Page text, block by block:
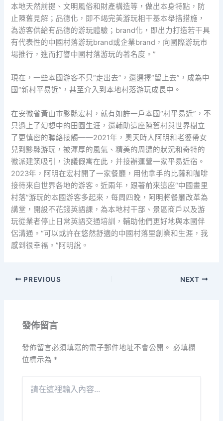
本地天然前提、文明風俗和財產構造等，做出本身特點，防
止陳舊見解；品德化，即不竭完美游玩相干基本舉措措施，
為游客供給有品德的游玩體驗；brand化，即出力打造若干具
有代表性的中國村落游玩brand或企業brand，向國際游玩市
場推行，進而打響中國村落游玩的著名度。”
現在，一些本國游客不只“走出去”，還選擇“留上去”，成為中
國“新村平易近”，甚至介入到本地村落游玩成長中。
在安徽省黃山市黟縣宏村，就有如許一戶本國“村平易近”，不
只過上了幻想中的田園生涯，還輔助這座陳舊村與世界樹立
了更慎密的聯絡接觸——2021年，奧天時人阿明和老婆帶女
兒到黟縣游玩，被渾厚的風氣、精美的周遭的狀況和奇特的
徽派建筑吸引，決議假寓在此，并接辦運營一家平易近宿。
2023年，阿明在宏村開了一家餐廳，用他拿手的比薩和咖啡
接待來自世界各地的游客。近兩年，跟著前來這座“中國畫里
村落”游玩的本國游客多起來，每周四晚，阿明將餐廳改革為
講堂，開設不花錢英語課，為本地村干部、景區商戶以及游
玩從業者停止日常英語交通培訓，輔助他們更好地與本國伴
侶溝通。“可以或許在悠然舒適的中國村落里創業和生涯，我
感到很幸福。”阿明說。
PREVIOUS NEXT
發佈留言
發佈留言必須填寫的電子郵件地址不會公開。 必填欄
位標示為 *